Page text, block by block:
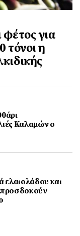
φέτος για
τόνοι η
Καλαμών ο
και
προσδοκούν